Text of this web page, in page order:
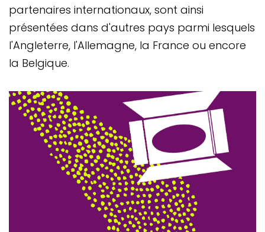
partenaires internationaux, sont ainsi
présentées dans d'autres pays parmi lesquels
l'Angleterre, l'Allemagne, la France ou encore
la Belgique.